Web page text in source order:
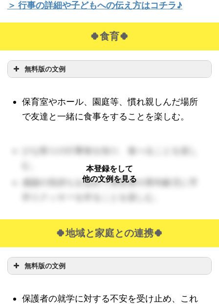
＞ 行事の詳細や子どもへの伝え方はコチラ♪
🍀食育🍀
無料版の文例
保育室やホール、園庭等、慣れ親しんだ場所
で友達と一緒に食事をすることを楽しむ。
感謝の気持ちを込めて保育者や異年齢児に手
本登録をして
他の文例を見る
🍀地域と家庭との連携🍀
無料版の文例
保護者の就学に対する不安を受け止め、これ